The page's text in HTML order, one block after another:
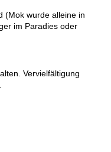
(Mok wurde alleine in
im Paradies oder
Vervielfältigung